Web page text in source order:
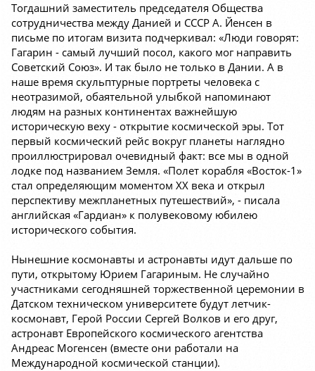
Тогдашний заместитель председателя Общества
сотрудничества между Данией и СССР А. Йенсен в
письме по итогам визита подчеркивал: «Люди говорят:
Гагарин - самый лучший посол, какого мог направить
Советский Союз». И так было не только в Дании. А в
наше время скульптурные портреты человека с
неотразимой, обаятельной улыбкой напоминают
людям на разных континентах важнейшую
историческую веху - открытие космической эры. Тот
первый космический рейс вокруг планеты наглядно
проиллюстрировал очевидный факт: все мы в одной
лодке под названием Земля. «Полет корабля «Восток-1»
стал определяющим моментом XX века и открыл
перспективу межпланетных путешествий», - писала
английская «Гардиан» к полувековому юбилею
исторического события.
Нынешние космонавты и астронавты идут дальше по
пути, открытому Юрием Гагариным. Не случайно
участниками сегодняшней торжественной церемонии в
Датском техническом университете будут летчик-
космонавт, Герой России Сергей Волков и его друг,
астронавт Европейского космического агентства
Андреас Могенсен (вместе они работали на
Международной космической станции).